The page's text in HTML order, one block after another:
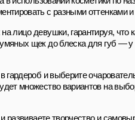
с разными оттенками
лицо девушки, гарантируя,
щек до блеска для губ — у
гардероб и выберите
множество вариантов на
развиваете творчество и